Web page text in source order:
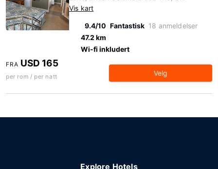
Vis kart
9.4/10 Fantastisk 18 anmeldelser
47.2 km
Wi-fi inkludert
FRA USD 165
per rom / per natt Velg
Explore Hotels